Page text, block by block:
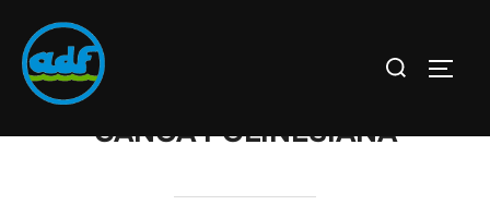
CANOA POLINESIANA